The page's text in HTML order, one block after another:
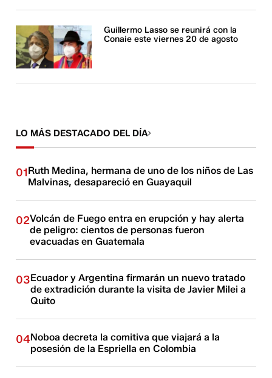
Guillermo Lasso se reunirá con la
Conaie este viernes 20 de agosto
LO MÁS DESTACADO DEL DÍA
01Ruth Medina, hermana de uno de los niños de Las
Malvinas, desapareció en Guayaquil
02Volcán de Fuego entra en erupción y hay alerta
de peligro: cientos de personas fueron
evacuadas en Guatemala
03Ecuador y Argentina firmarán un nuevo tratado
de extradición durante la visita de Javier Milei a
Quito
04Noboa decreta la comitiva que viajará a la
posesión de la Espriella en Colombia